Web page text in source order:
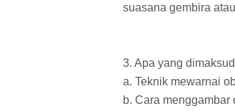
suasana gembira
3. Apa yang
a. Teknik mewarnai
b. Cara